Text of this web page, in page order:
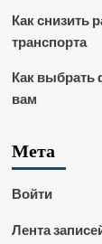
Как снизить
транспорта
Как выбрать
вам
Мета
Войти
Лента